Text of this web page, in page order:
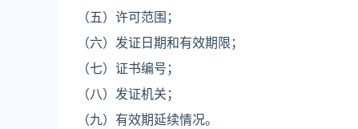
（五）许可范围；
（六）发证日期和有效期限；
（七）证书编号；
（八）发证机关；
（九）有效期延续情况。